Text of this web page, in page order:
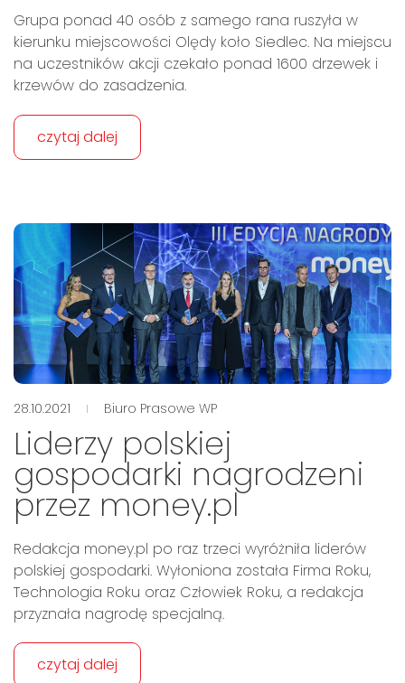
Grupa ponad 40 osób z samego rana ruszyła w
kierunku miejscowości Olędy koło Siedlec. Na miejscu
na uczestników akcji czekało ponad 1600 drzewek i
krzewów do zasadzenia.
czytaj dalej
28.10.2021 Biuro Prasowe WP
Liderzy polskiej
gospodarki nagrodzeni
przez money.pl
Redakcja money.pl po raz trzeci wyróżniła liderów
polskiej gospodarki. Wyłoniona została Firma Roku,
Technologia Roku oraz Człowiek Roku, a redakcja
przyznała nagrodę specjalną.
czytaj dalej